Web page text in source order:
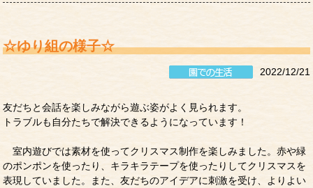
☆ゆり組の様子☆
2022/12/21
友だちと会話を楽しみながら遊ぶ姿がよく見られます。
トラブルも自分たちで解決できるようになっています！
室内遊びでは素材を使ってクリスマス制作を楽しみました。赤や緑
のポンポンを使ったり、キラキラテープを使ったりしてクリスマスを
表現していました。また、友だちのアイデアに刺激を受け、よりよい